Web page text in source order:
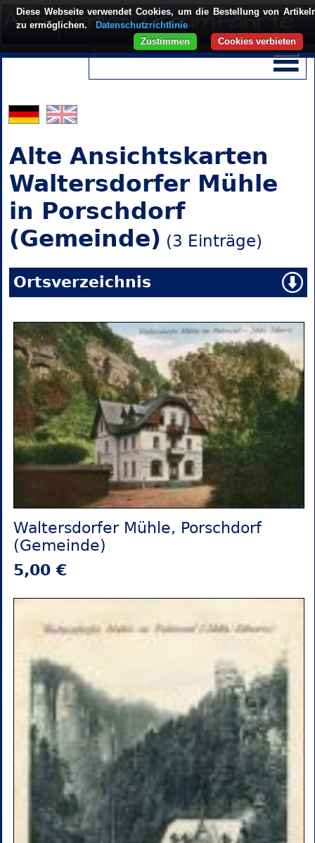
Alte Ansichtskarten
Waltersdorfer Mühle
in Porschdorf
(Gemeinde) (3 Einträge)
Ortsverzeichnis
Waltersdorfer Mühle, Porschdorf
(Gemeinde)
5,00 €
Diese Webseite verwendet Cookies, um die Bestellung von
zu ermöglichen.
Datenschutzrichtlinie
Cookies verbieten
Zustimmen